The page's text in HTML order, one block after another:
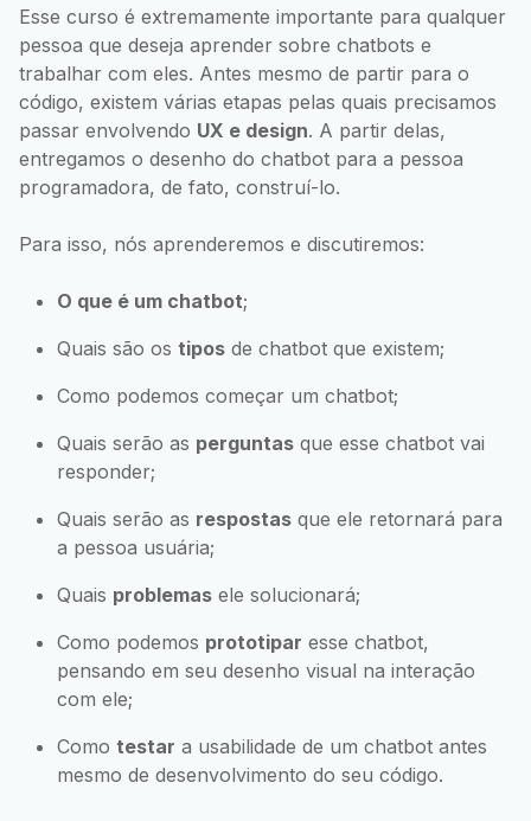
Esse curso é extremamente importante para qualquer
pessoa que deseja aprender sobre chatbots e
trabalhar com eles. Antes mesmo de partir para o
código, existem várias etapas pelas quais precisamos
passar envolvendo UX e design. A partir delas,
entregamos o desenho do chatbot para a pessoa
programadora, de fato, construí-lo.
Para isso, nós aprenderemos e discutiremos:
O que é um chatbot;
Quais são os tipos de chatbot que existem;
Como podemos começar um chatbot;
Quais serão as perguntas que esse chatbot vai
responder;
Quais serão as respostas que ele retornará para
a pessoa usuária;
Quais problemas ele solucionará;
Como podemos prototipar esse chatbot,
pensando em seu desenho visual na interação
com ele;
Como testar a usabilidade de um chatbot antes
mesmo de desenvolvimento do seu código.